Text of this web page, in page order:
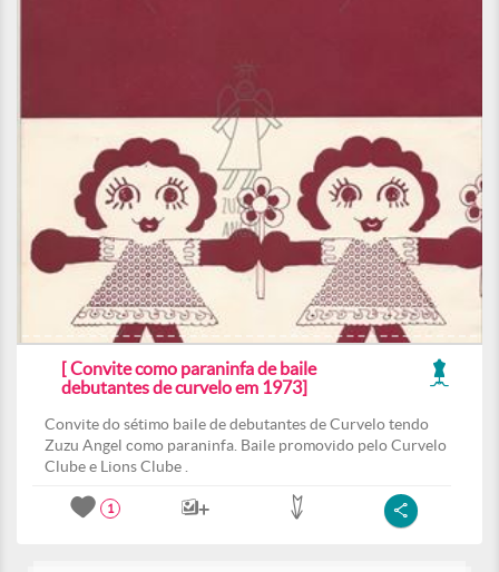
[ Convite como paraninfa de baile
debutantes de curvelo em 1973]
Convite do sétimo baile de debutantes de Curvelo tendo
Zuzu Angel como paraninfa. Baile promovido pelo Curvelo
Clube e Lions Clube .
1